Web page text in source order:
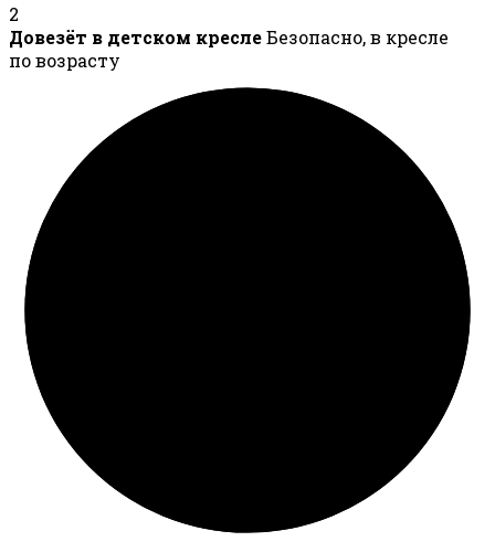
2
Довезёт в детском креслеБезопасно, в кресле
по возрасту